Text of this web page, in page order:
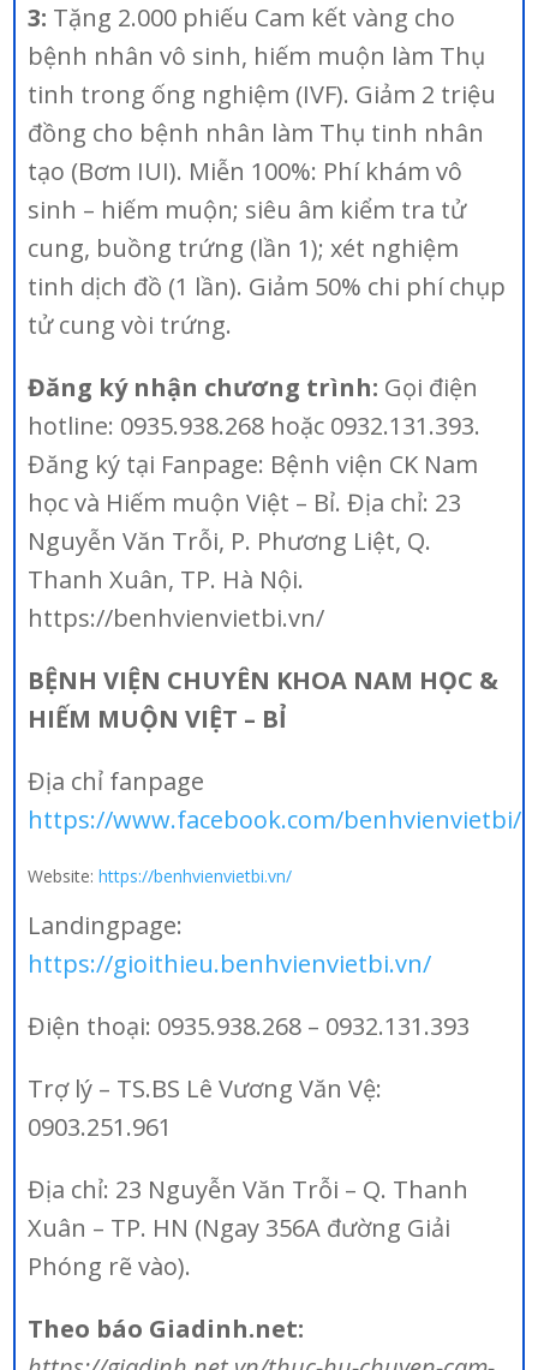
3: Tặng 2.000 phiếu Cam kết vàng cho
bệnh nhân vô sinh, hiếm muộn làm Thụ
tinh trong ống nghiệm (IVF). Giảm 2 triệu
đồng cho bệnh nhân làm Thụ tinh nhân
tạo (Bơm IUI). Miễn 100%: Phí khám vô
sinh – hiếm muộn; siêu âm kiểm tra tử
cung, buồng trứng (lần 1); xét nghiệm
tinh dịch đồ (1 lần). Giảm 50% chi phí chụp
tử cung vòi trứng.
Đăng ký nhận chương trình: Gọi điện
hotline: 0935.938.268 hoặc 0932.131.393.
Đăng ký tại Fanpage: Bệnh viện CK Nam
học và Hiếm muộn Việt – Bỉ. Địa chỉ: 23
Nguyễn Văn Trỗi, P. Phương Liệt, Q.
Thanh Xuân, TP. Hà Nội.
https://benhvienvietbi.vn/
BỆNH VIỆN CHUYÊN KHOA NAM HỌC &
HIẾM MUỘN VIỆT – BỈ
Địa chỉ fanpage
https://www.facebook.com/benhvienvietbi/
Website:https://benhvienvietbi.vn/
Landingpage:
https://gioithieu.benhvienvietbi.vn/
Điện thoại: 0935.938.268 – 0932.131.393
Trợ lý – TS.BS Lê Vương Văn Vệ:
0903.251.961
Địa chỉ: 23 Nguyễn Văn Trỗi – Q. Thanh
Xuân – TP. HN (Ngay 356A đường Giải
Phóng rẽ vào).
Theo báo Giadinh.net: